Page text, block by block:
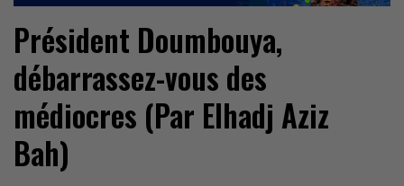
Président Doumbouya,
débarrassez-vous des
médiocres (Par Elhadj Aziz
Bah)